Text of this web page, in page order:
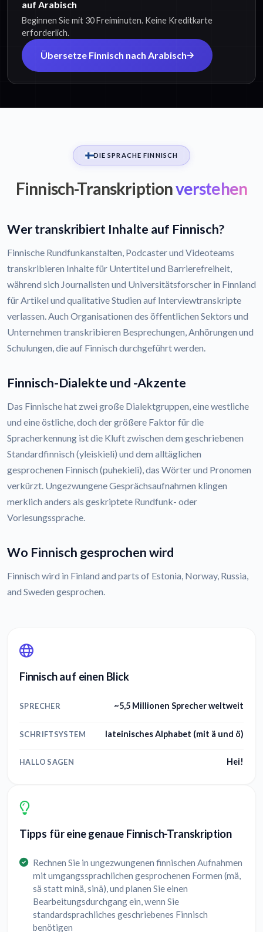
auf Arabisch
Beginnen Sie mit 30 Freiminuten. Keine Kreditkarte
erforderlich.
Übersetze Finnisch nach Arabisch
DIE SPRACHE FINNISCH
Finnisch-Transkriptionverstehen
Wer transkribiert Inhalte auf Finnisch?
Finnische Rundfunkanstalten, Podcaster und Videoteams
transkribieren Inhalte für Untertitel und Barrierefreiheit,
während sich Journalisten und Universitätsforscher in Finnland
für Artikel und qualitative Studien auf Interviewtranskripte
verlassen. Auch Organisationen des öffentlichen Sektors und
Unternehmen transkribieren Besprechungen, Anhörungen und
Schulungen, die auf Finnisch durchgeführt werden.
Finnisch-Dialekte und -Akzente
Das Finnische hat zwei große Dialektgruppen, eine westliche
und eine östliche, doch der größere Faktor für die
Spracherkennung ist die Kluft zwischen dem geschriebenen
Standardfinnisch (yleiskieli) und dem alltäglichen
gesprochenen Finnisch (puhekieli), das Wörter und Pronomen
verkürzt. Ungezwungene Gesprächsaufnahmen klingen
merklich anders als geskriptete Rundfunk- oder
Vorlesungssprache.
Wo Finnisch gesprochen wird
Finnisch wird in Finland and parts of Estonia, Norway, Russia,
and Sweden gesprochen.
Finnisch auf einen Blick
SPRECHER ~5,5 Millionen Sprecher weltweit
SCHRIFTSYSTEM lateinisches Alphabet (mit ä und ö)
HALLO SAGEN Hei!
Tipps für eine genaue Finnisch-Transkription
Rechnen Sie in ungezwungenen finnischen Aufnahmen
mit umgangssprachlichen gesprochenen Formen (mä,
sä statt minä, sinä), und planen Sie einen
Bearbeitungsdurchgang ein, wenn Sie
standardsprachliches geschriebenes Finnisch
benötigen